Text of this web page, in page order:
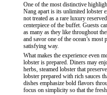
One of the most distinctive
Nang apart is its unlimited lobster
not treated as a rare luxury
centerpiece of the buffet. Guests
as many as they like throughout
and savor one of the ocean’s most
satisfying way.
What makes the experience even
lobster is prepared. Diners may
herbs, steamed lobster that
lobster prepared with rich sauces
dishes emphasize bold flavors
focus on simplicity so that the